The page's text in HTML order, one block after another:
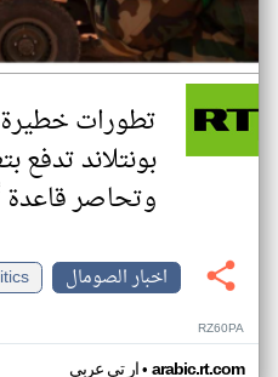
تطورات
بونتلاند تدفع
وتحاصر قاعدة
اخبار الصومال
RZ60PA
ار تي عربي• arabic.rt.com